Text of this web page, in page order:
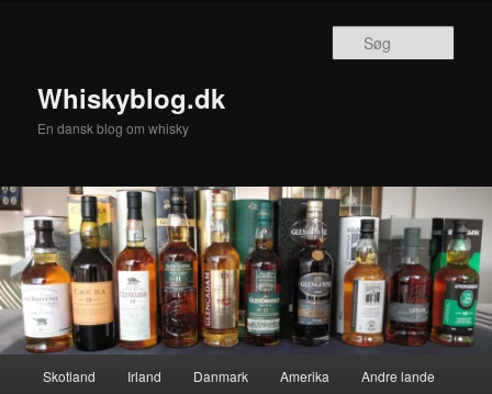
Whiskyblog.dk
En dansk blog om whisky
Skotland Irland Danmark Amerika Andre lande